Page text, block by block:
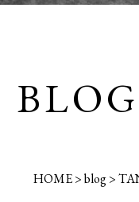
BLOG
HOME>blog>